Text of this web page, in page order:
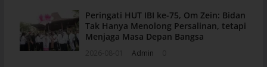
Peringati HUT IBI ke-75, Om Zein: Bidan
Tak Hanya Menolong Persalinan, tetapi
Menjaga Masa Depan Bangsa
Admin